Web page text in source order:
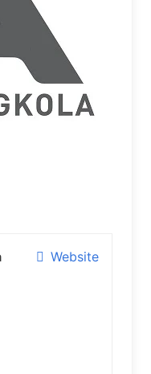
Website